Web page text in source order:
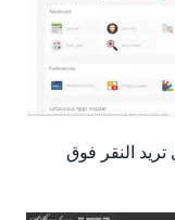
النقر فوق